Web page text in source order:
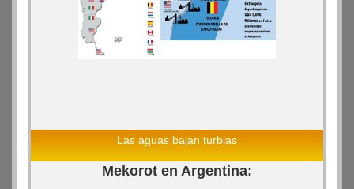
Las aguas bajan turbias
Mekorot en Argentina: